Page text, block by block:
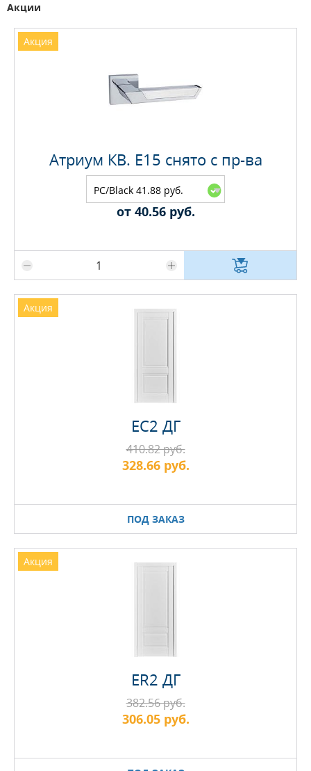
Акции
Акция
Атриум КВ. E15 снято с пр-ва
PC/Black 41.88 руб.
от 40.56 руб.
Акция
EC2 ДГ
ПОД ЗАКАЗ
410.82 руб.
328.66 руб.
Акция
ER2 ДГ
382.56 руб.
306.05 руб.